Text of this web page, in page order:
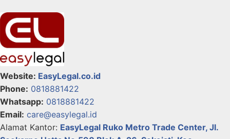
Website: EasyLegal.co.id
Phone: 0818881422
Whatsapp: 0818881422
Email: care@easylegal.id
Alamat Kantor: EasyLegal Ruko Metro Trade Center, Jl.